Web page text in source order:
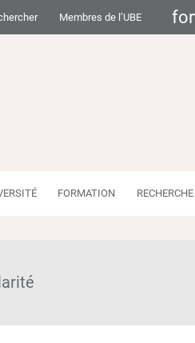
Membres de l’UBE for
FORMATION RECHERCHE